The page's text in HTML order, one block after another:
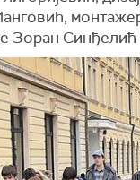
Зоран